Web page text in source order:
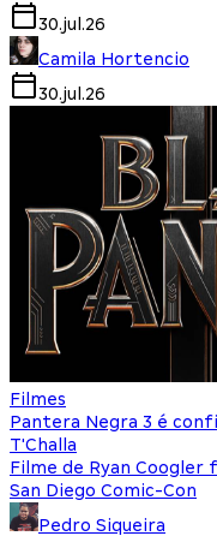
30.jul.26
Camila Hortencio
30.jul.26
Filmes
Pantera Negra 3 é
T'Challa
Filme de Ryan Coogler
San Diego Comic-Con
Pedro Siqueira